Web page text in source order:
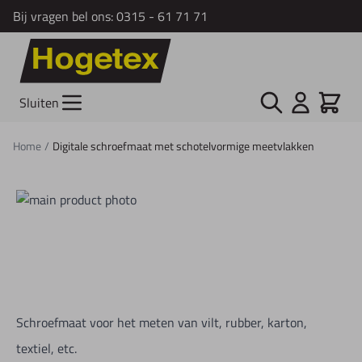
Bij vragen bel ons:0315 - 61 71 71
Ga naar de inhoud
Sluiten Zoek Cart
Home/ Digitale schroefmaat met schotelvormige meetvlakken
Schroefmaat voor het meten van vilt, rubber, karton,
textiel, etc.